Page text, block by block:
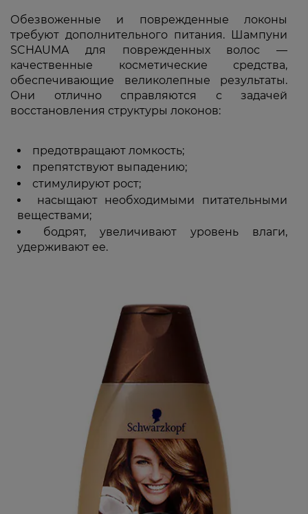
Обезвоженные и поврежденные локоны
требуют дополнительного питания. Шампуни
SCHAUMA для поврежденных волос —
качественные косметические средства,
обеспечивающие великолепные результаты.
Они отлично справляются с задачей
восстановления структуры локонов:
предотвращают ломкость;
препятствуют выпадению;
стимулируют рост;
насыщают необходимыми питательными
веществами;
бодрят, увеличивают уровень влаги,
удерживают ее.